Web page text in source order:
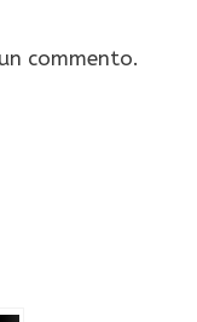
commento.